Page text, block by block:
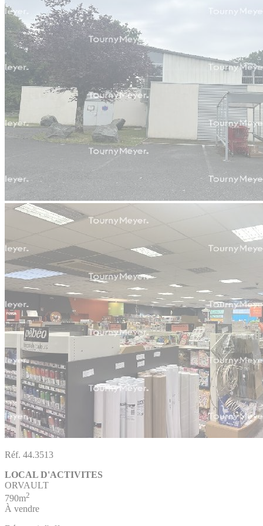
Réf. 44.3513
LOCAL D'ACTIVITES
ORVAULT
790m2
À vendre